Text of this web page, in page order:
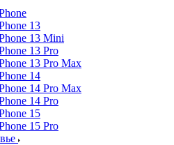
13
13 Mini
13 Pro
13 Pro Max
14
14 Pro Max
14 Pro
15
15 Pro